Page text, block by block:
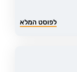
לפוסט המלא